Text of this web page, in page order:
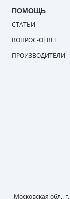
Московская обл.,
ПОМОЩЬ
СТАТЬИ
ВОПРОС-ОТВЕТ
ПРОИЗВОДИТЕЛИ